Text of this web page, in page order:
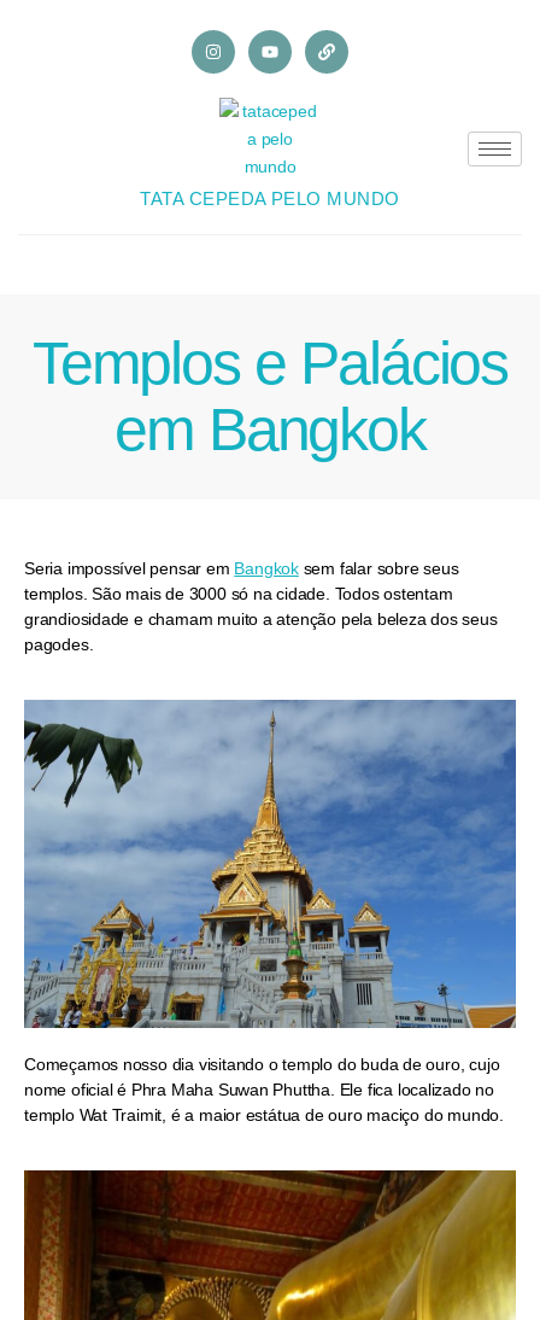
TATA CEPEDA PELO MUNDO
Templos e Palácios
em Bangkok
Seria impossível pensar em Bangkoksem falar sobre seus
templos. São mais de 3000 só na cidade. Todos ostentam
grandiosidade e chamam muito a atenção pela beleza dos seus
pagodes.
Começamos nosso dia visitando o templo do buda de ouro, cujo
nome oficial é Phra Maha Suwan Phuttha. Ele fica localizado no
templo Wat Traimit, é a maior estátua de ouro maciço do mundo.